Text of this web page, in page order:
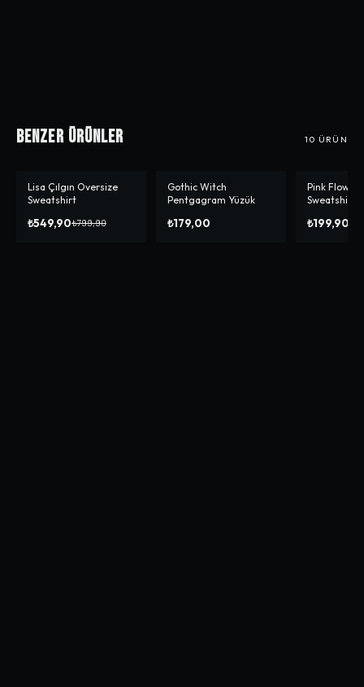
Benzer Ürünler 10 ÜRÜN
-%31
Lisa Çılgın Oversize
Sweatshirt
₺549,90₺799,90
Gothic Witch
Pentgagram Yüzük
₺179,00
-% 69
Pink Flower
Sweatshirt
₺199,90